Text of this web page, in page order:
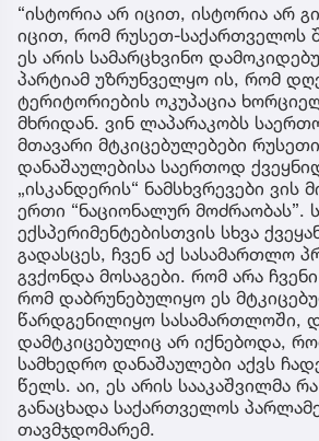
“ისტორია არ იცით, ისტორია არ
იცით, რომ რუსეთ-საქართველოს
ეს არის სამარცხვინო
პარტიამ უზრუნველყო ის, რომ
ტერიტორიების ოკუპაცია
მხრიდან. ვინ ლაპარაკობს
მთავარი მტკიცებულებები
დანაშაულებისა საერთოდ
„ისკანდერის“ ნამსხვრევები ვის
ერთი “ნაციონალურ მოძრაობას”.
ექსპერიმენტებისთვის სხვა
გადასცეს, ჩვენ აქ სასამართლო
გვქონდა მოსაგები. რომ არა
რომ დაბრუნებულიყო ეს
წარდგენილიყო სასამართლოში,
დამტკიცებულიც არ იქნებოდა,
სამხედრო დანაშაულები აქვს
წელს. აი, ეს არის სააკაშვილმა
განაცხადა საქართველოს
თავმჯდომარემ.